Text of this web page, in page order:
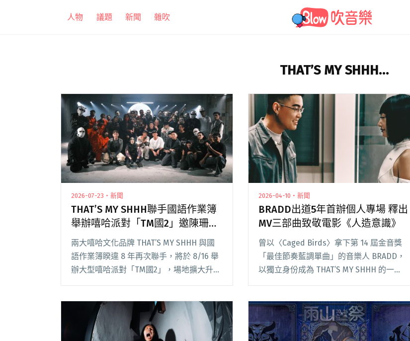
人物 議題 新聞 雜吹
THAT’S MY SHHH…
2026-07-23・新聞
THAT’S MY SHHH聯手國語作業簿
舉辦嘻哈派對「TM國2」邀陳珊
妮、陳嫺靜等30組陣容輪番登台
兩大嘻哈文化品牌 THAT’S MY SHHH 與國
語作業簿睽違 8 年再次聯手，將於 8/16 舉
辦大型嘻哈派對「TM國2」，場地擴大升級
至可容納 2000 人的 Legacy TERA。一連近
閱讀全文 "THAT’S MY SHHH聯手國語作業
簿舉辦嘻哈派對「TM國2」邀陳珊妮、陳嫺
靜等30組陣容輪番登台"
2026-04-10・新聞
BRADD出道5年首辦個人專場 釋出
MV三部曲致敬電影《人造意識》
曾以〈Caged Birds〉拿下第 14 屆金音獎
「最佳節奏藍調單曲」的音樂人 BRADD，
以獨立身份成為 THAT’S MY SHHH 的一
員，近期發行個人第 4 張專輯《Friendly
文 "BRADD出道5年首辦個人專場 釋出MV三
部曲致敬電影《人造意識》"